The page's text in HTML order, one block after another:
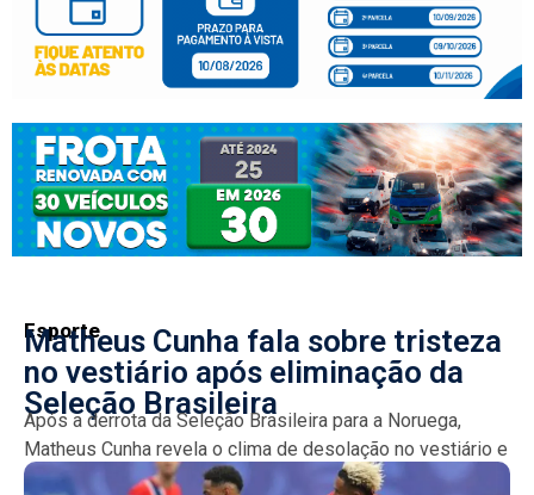
Esporte
Matheus Cunha fala sobre tristeza
no vestiário após eliminação da
Seleção Brasileira
Após a derrota da Seleção Brasileira para a Noruega,
Matheus Cunha revela o clima de desolação no vestiário e
descreve o momento como o mais...